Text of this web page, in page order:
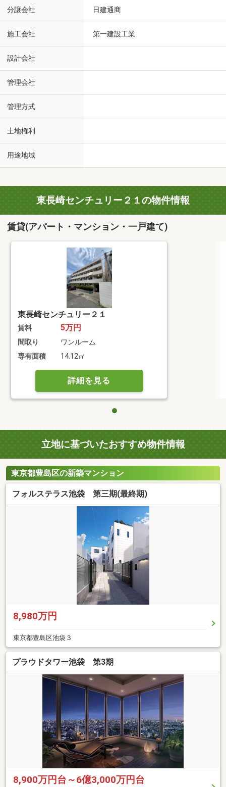
分譲会社 日建通商
施工会社 第一建設工業
設計会社
管理会社
管理方式
土地権利
用途地域
東長崎センチュリー２１の物件情報
賃貸(アパート・マンション・一戸建て)
東長崎センチュリー２１
賃料 5万円
間取り
ワンルーム
専有面積
14.12㎡
詳細を見る
立地に基づいたおすすめ物件情報
東京都豊島区の新築マンション
フォルステラス池袋 第三期(最終期)
8,980万円
東京都豊島区池袋３
プラウドタワー池袋 第3期
8,900万円台～6億3,000万円台